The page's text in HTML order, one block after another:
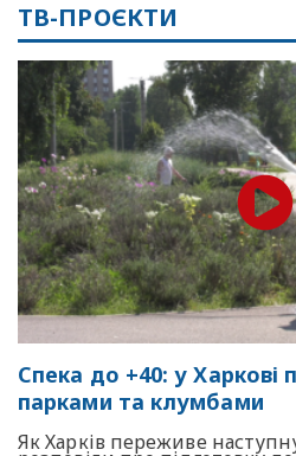
ТВ-ПРОЄКТИ
Спека до +40: у Харкові
парками та клумбами
Як Харків переживе